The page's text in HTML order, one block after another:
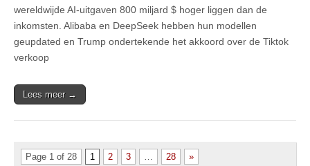
wereldwijde AI-uitgaven 800 miljard $ hoger liggen dan de
inkomsten. Alibaba en DeepSeek hebben hun modellen
geupdated en Trump ondertekende het akkoord over de Tiktok
verkoop
Lees meer →
Page 1 of 28 1 2 3 28 »